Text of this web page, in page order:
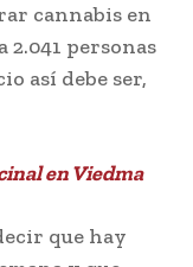
cannabis en
2.041 personas
así debe ser,
en Viedma
que hay